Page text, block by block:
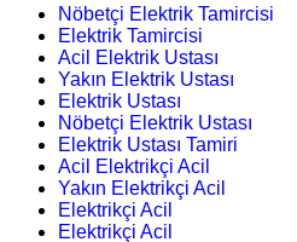
Nöbetçi Elektrik Tamircisi
Elektrik Tamircisi
Acil Elektrik Ustası
Yakın Elektrik Ustası
Elektrik Ustası
Nöbetçi Elektrik Ustası
Elektrik Ustası Tamiri
Acil Elektrikçi Acil
Yakın Elektrikçi Acil
Elektrikçi Acil
Elektrikçi Acil